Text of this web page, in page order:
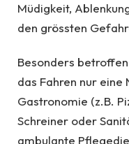
Müdigkeit,
den grössten
Besonders
das Fahren nur
Gastronomie (z.B.
Schreiner oder
ambulante